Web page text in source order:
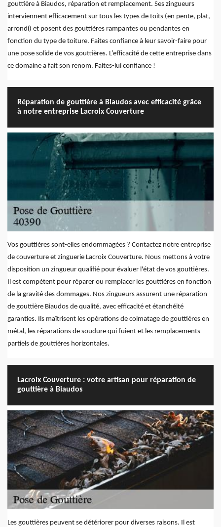
gouttière à Biaudos, réparation et remplacement. Ses zingueurs
interviennent efficacement sur tous les types de toits (en pente, plat,
arrondi) et posent des gouttières rampantes ou pendantes en
fonction du type de toiture. Faites confiance à leur savoir-faire pour
une pose solide de vos gouttières. L’efficacité de cette entreprise dans
ce domaine a fait son renom. Faites-lui confiance !
Réparation de gouttière à Biaudos avec efficacité grâce
à notre entreprise Lacroix Couverture
Vos gouttières sont-elles endommagées ? Contactez notre entreprise
de couverture et zinguerie Lacroix Couverture. Nous mettons à votre
disposition un zingueur qualifié pour évaluer l'état de vos gouttières.
Il est compétent pour réparer ou remplacer les gouttières en fonction
de la gravité des dommages. Nos zingueurs assurent une réparation
de gouttière Biaudos de qualité, avec efficacité et étanchéité
garanties. Ils maîtrisent les opérations de colmatage de gouttières en
métal, les réparations de soudure qui fuient et les remplacements
partiels de gouttières horizontales.
Lacroix Couverture : votre artisan pour réparation de
gouttière à Biaudos
Les gouttières peuvent se détériorer pour diverses raisons. Il est